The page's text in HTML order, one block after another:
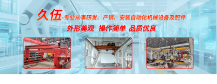
三轴龙门桁架机
械手
两轴龙门机械手
机器人第七轴(地
轨)
立体库智能仓储